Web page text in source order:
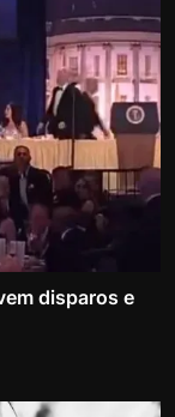
disparos e